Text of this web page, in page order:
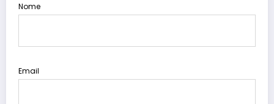
Nome
Email